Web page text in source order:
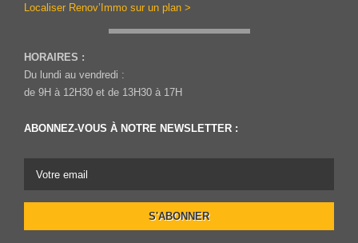
Localiser Renov’Immo sur un plan >
HORAIRES :
Du lundi au vendredi :
de 9H à 12H30 et de 13H30 à 17H
ABONNEZ-VOUS À NOTRE NEWSLETTER :